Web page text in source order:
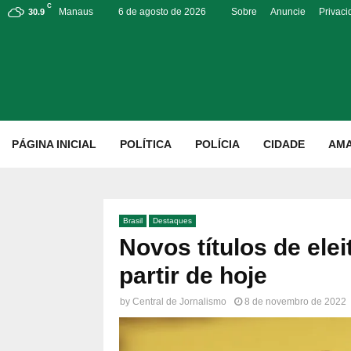
30.9
C
Manaus 6 de agosto de 2026 Sobre Anuncie
PÁGINA INICIAL POLÍTICA POLÍCIA CIDADE
Brasil Destaques
Novos títulos de
partir de hoje
by Central de Jornalismo 8 de novembro de 2022